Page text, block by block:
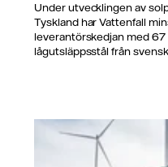
Under utvecklingen av
Tyskland har Vattenfall
leverantörskedjan med
lågutsläppsstål från